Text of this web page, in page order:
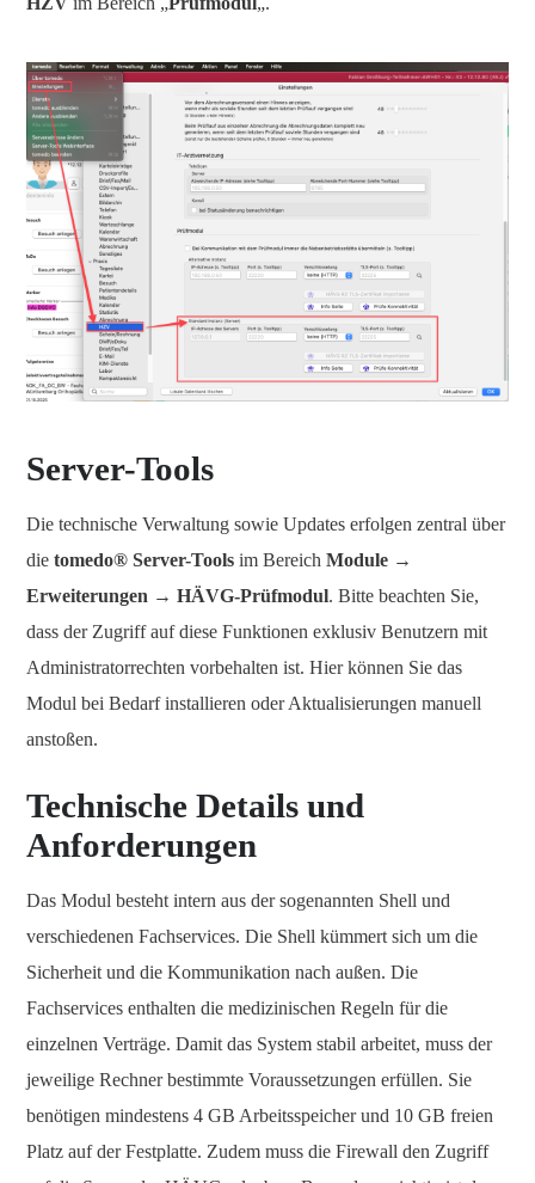
Server-Tools
Die technische Verwaltung sowie Updates erfolgen zentral über
die tomedo® Server-Tools im Bereich Module →
Erweiterungen → HÄVG-Prüfmodul. Bitte beachten Sie,
dass der Zugriff auf diese Funktionen exklusiv Benutzern mit
Administratorrechten vorbehalten ist. Hier können Sie das
Modul bei Bedarf installieren oder Aktualisierungen manuell
anstoßen.
Technische Details und
Anforderungen
Das Modul besteht intern aus der sogenannten Shell und
verschiedenen Fachservices. Die Shell kümmert sich um die
Sicherheit und die Kommunikation nach außen. Die
Fachservices enthalten die medizinischen Regeln für die
einzelnen Verträge. Damit das System stabil arbeitet, muss der
jeweilige Rechner bestimmte Voraussetzungen erfüllen. Sie
benötigen mindestens 4 GB Arbeitsspeicher und 10 GB freien
Platz auf der Festplatte. Zudem muss die Firewall den Zugriff